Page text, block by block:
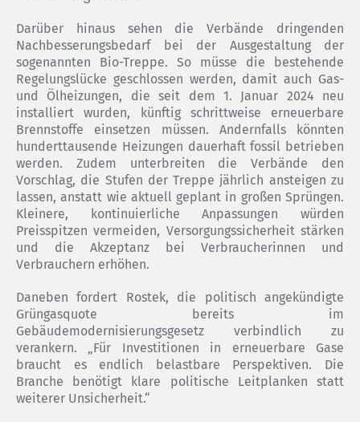
Darüber hinaus sehen die Verbände dringenden
Nachbesserungsbedarf bei der Ausgestaltung der
sogenannten Bio-Treppe. So müsse die bestehende
Regelungslücke geschlossen werden, damit auch Gas-
und Ölheizungen, die seit dem 1. Januar 2024 neu
installiert wurden, künftig schrittweise erneuerbare
Brennstoffe einsetzen müssen. Andernfalls könnten
hunderttausende Heizungen dauerhaft fossil betrieben
werden. Zudem unterbreiten die Verbände den
Vorschlag, die Stufen der Treppe jährlich ansteigen zu
lassen, anstatt wie aktuell geplant in großen Sprüngen.
Kleinere, kontinuierliche Anpassungen würden
Preisspitzen vermeiden, Versorgungssicherheit stärken
und die Akzeptanz bei Verbraucherinnen und
Verbrauchern erhöhen.
Daneben fordert Rostek, die politisch angekündigte
Grüngasquote bereits im
Gebäudemodernisierungsgesetz verbindlich zu
verankern. „Für Investitionen in erneuerbare Gase
braucht es endlich belastbare Perspektiven. Die
Branche benötigt klare politische Leitplanken statt
weiterer Unsicherheit.“